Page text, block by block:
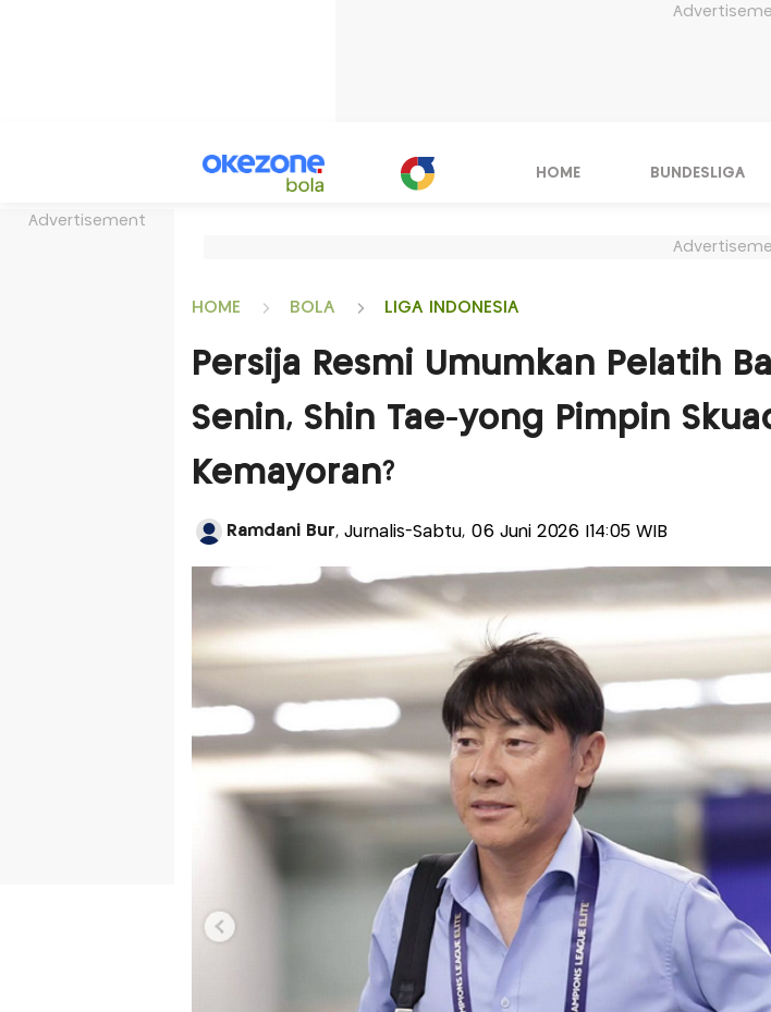
Advertisement
HOME BUNDESLIGA
HOME BOLA LIGA INDONESIA
Persija Resmi Umumkan Pelatih
Senin, Shin Tae-yong Pimpin
Kemayoran?
Ramdani Bur, Jurnalis-Sabtu, 06 Juni 2026 |14:05 WIB